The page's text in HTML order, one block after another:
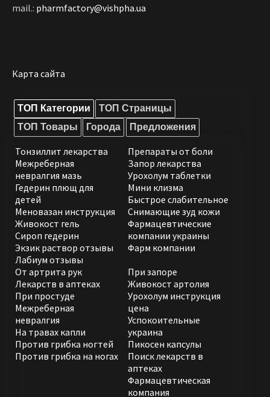
mail.: pharmfactory@vishpha.ua
Карта сайта
ТОП Категории
ТОП Страницы
ТОП Товары
Города Предложения
Тонзиллит лекарства
Межреберная
невралгия мазь
Гедерин плющ для
детей
Меновазан инструкция
Живокост гель
Сироп гедерин
Экзик раствор отзывы
Лабиум отзывы
Препараты от боли
Запор лекарства
Урохолум таблетки
Мини клизма
Быстрое слабительное
Снимающие зуд кожи
Фармацевтические
компании украины
Фарм компании
От артрита рук
Лекарств в аптеках
При простуде
Межреберная
невралгия
На травах капли
Против грибка ногтей
Против грибка на ногах
При запоре
Живокост артолия
Урохолум инструкция
цена
Успокоительные
украина
Пикосен капсулы
Поиск лекарств в
аптеках
Фармацевтическая
компания